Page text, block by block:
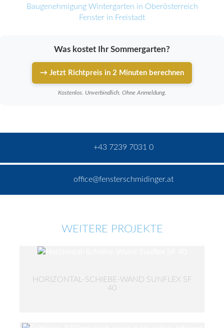
Baugenehmigung Wintergarten in Oberösterreich
Fenster in Freistadt
Was kostet Ihr Sommergarten?
→ Jetzt Richtpreis in 2 Minuten berechnen
Kostenlos. Unverbindlich. Ohne Anmeldung.
+43 7239 7031 0
office@fensterschmidinger.at
WEITERE PROJEKTE
HORIZONTAL-SCHIEBE-WAND SUNFLEX SF
40